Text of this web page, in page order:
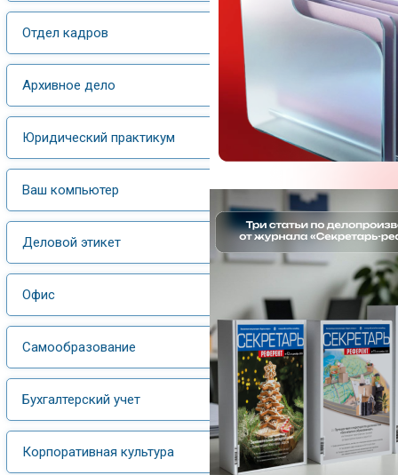
Отдел кадров
Архивное дело
Юридический практикум
Ваш компьютер
Деловой этикет
Офис
Самообразование
Бухгалтерский учет
Корпоративная культура